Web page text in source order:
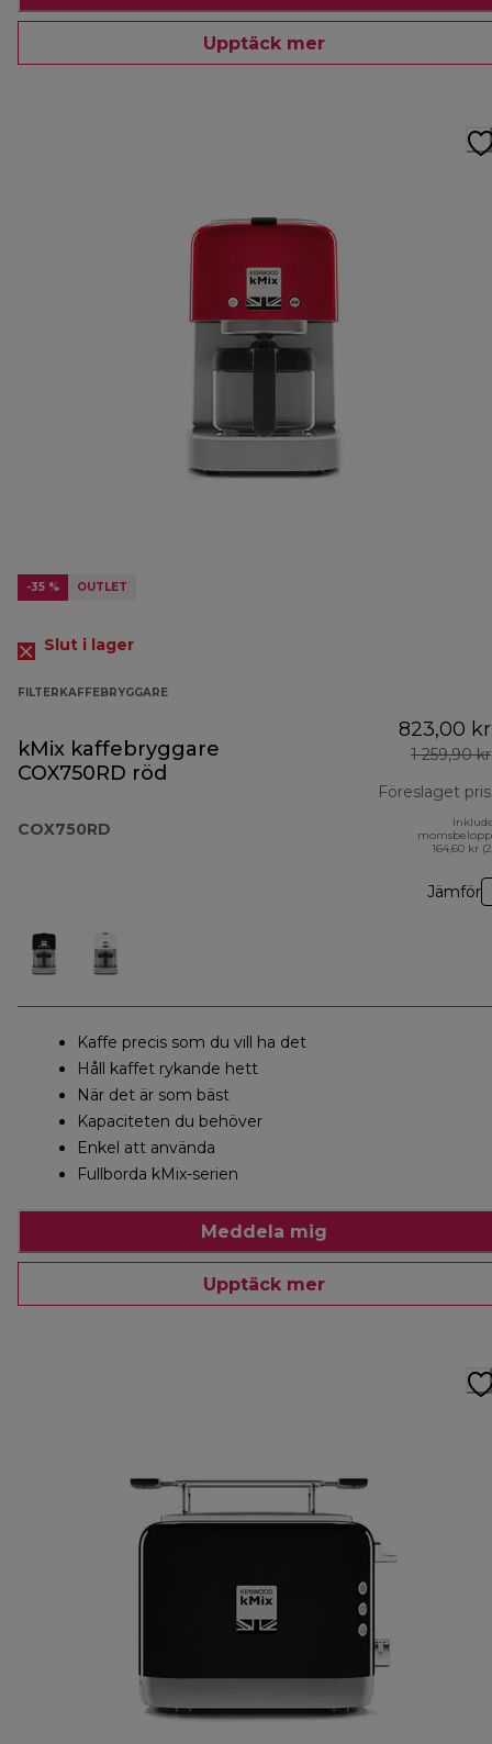
Upptäck mer
-35 % OUTLET
Slut i lager
FILTERKAFFEBRYGGARE
kMix kaffebryggare
COX750RD röd
COX750RD
823,00 kr
1 259,90 kr
Föreslaget pris
164,60 kr
Jämför
Kaffe precis som du vill ha det
Håll kaffet rykande hett
När det är som bäst
Kapaciteten du behöver
Enkel att använda
Fullborda kMix-serien
Meddela mig
Upptäck mer